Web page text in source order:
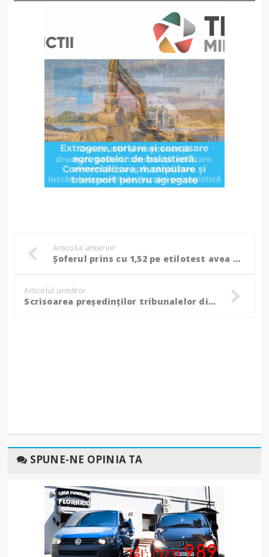
Articolul anterior
Șoferul prins cu 1,52 pe etilotest avea peste trei în sânge, polițiștii l-au reținut!
Articolul următor
Scrisoarea preşedinţilor tribunalelor din România: Legea salarizării are "consecinţe catastrofale"!
SPUNE-NE OPINIA TA